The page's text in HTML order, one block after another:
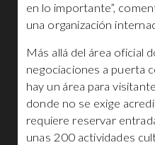
en lo importante”,
una organización
Más allá del área oficial
negociaciones a puerta
hay un área para
donde no se exige
requiere reservar
unas 200 actividades